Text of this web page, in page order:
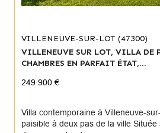
VILLENEUVE-SUR-LOT (47300)
VILLENEUVE SUR LOT, VILLA DE
CHAMBRES EN PARFAIT ÉTAT,...
249 900 €
Villa contemporaine à Villeneuve-
paisible à deux pas de la ville Située